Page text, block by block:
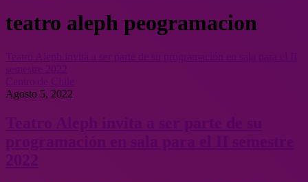
teatro aleph peogramacion
Agosto 5, 2022